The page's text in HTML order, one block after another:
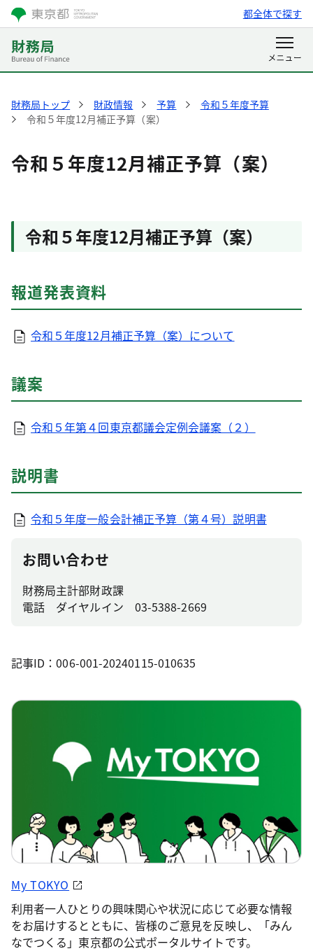
都全体で探す
財務局トップ 財政情報 予算
令和５年度予算
令和５年度12月補正予算（案）
令和５年度12月補正予算（案）
令和５年度12月補正予算（案）
報道発表資料
令和５年度12月補正予算（案）について
議案
令和５年第４回東京都議会定例会議案（２）
説明書
令和５年度一般会計補正予算（第４号）説明書
お問い合わせ
財務局主計部財政課
電話 ダイヤルイン 03-5388-2669
記事ID：006-001-20240115-010635
My TOKYO
利用者一人ひとりの興味関心や状況に応じて必要な情報
をお届けするとともに、皆様のご意見を反映し、「みん
なでつくる」東京都の公式ポータルサイトです。